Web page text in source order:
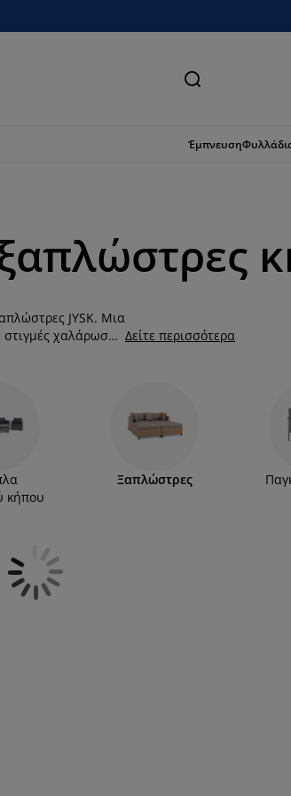
Αναζήτηση
Έμπνευση
ξαπλώστρες
JYSK. Μια
χαλάρωσης Δείτε περισσότερα
κήπου
Ξαπλώστρες